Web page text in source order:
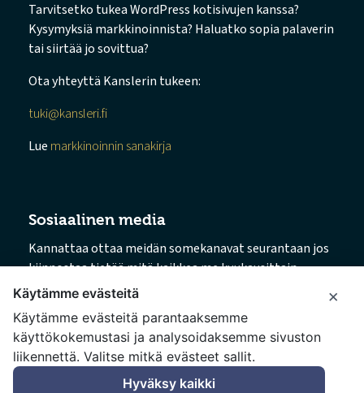
Tarvitsetko tukea WordPress kotisivujen kanssa?
Kysymyksiä markkinoinnista? Haluatko sopia palaverin
tai siirtää jo sovittua?
Ota yhteyttä Kanslerin tukeen:
tuki@kansleri.fi
Lue markkinoinnin sanakirja
Sosiaalinen media
Kannattaa ottaa meidän somekanavat seurantaan jos
kiinnostaa tietää mitä kaikkea me kuukausittain
puuhaillaan.
→ Facebook
→ Instagram
→ LinkedIn
×
Käytämme evästeitä
Käytämme evästeitä parantaaksemme
käyttökokemustasi ja analysoidaksemme sivuston
liikennettä. Valitse mitkä evästeet sallit.
Hyväksy kaikki